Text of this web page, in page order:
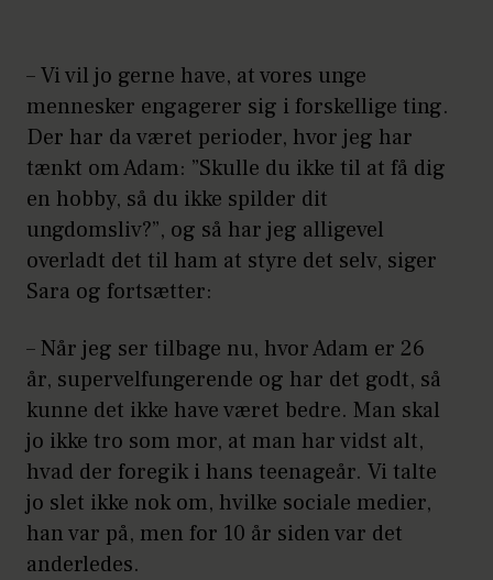
– Vi vil jo gerne have, at vores unge
mennesker engagerer sig i forskellige ting.
Der har da været perioder, hvor jeg har
tænkt om Adam: ”Skulle du ikke til at få dig
en hobby, så du ikke spilder dit
ungdomsliv?”, og så har jeg alligevel
overladt det til ham at styre det selv, siger
Sara og fortsætter:
– Når jeg ser tilbage nu, hvor Adam er 26
år, supervelfungerende og har det godt, så
kunne det ikke have været bedre. Man skal
jo ikke tro som mor, at man har vidst alt,
hvad der foregik i hans teenageår. Vi talte
jo slet ikke nok om, hvilke sociale medier,
han var på, men for 10 år siden var det
anderledes.